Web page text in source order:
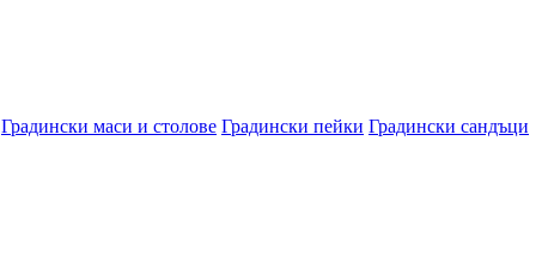
Градински маси и столове Градински пейки Градински сандъци